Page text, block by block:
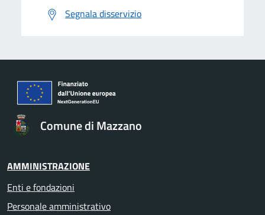
Segnala disservizio
Comune di Mazzano
AMMINISTRAZIONE
Enti e fondazioni
Personale amministrativo